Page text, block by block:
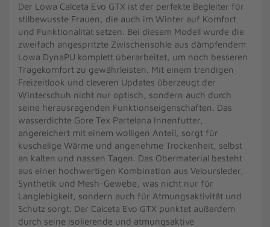
Der Lowa Calceta Evo GTX ist der perfekte Begleiter für
stilbewusste Frauen, die auch im Winter auf Komfort
und Funktionalität setzen. Bei diesem Modell wurde die
zweifach angespritzte Zwischensohle aus dämpfendem
Lowa DynaPU komplett überarbeitet, um noch besseren
Tragekomfort zu gewährleisten. Mit einem trendigen
Freizeitlook und cleveren Updates überzeugt der
Winterschuh nicht nur optisch, sondern auch durch
seine herausragenden Funktionseigenschaften. Das
wasserdichte Gore Tex Partelana Innenfutter,
angereichert mit einem wolligen Anteil, sorgt für
kuschelige Wärme und angenehme Trockenheit, selbst
an kalten und nassen Tagen. Das Obermaterial besteht
aus einer hochwertigen Kombination aus Veloursleder,
Synthetik und Mesh-Gewebe, was nicht nur für
Langlebigkeit, sondern auch für Atmungsaktivität und
Schutz sorgt. Der Calceta Evo GTX punktet außerdem
durch seine isolierende und atmungsaktive